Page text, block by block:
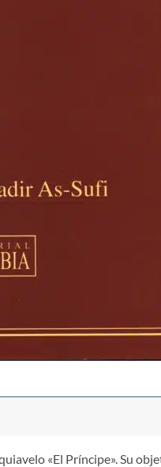
«El Príncipe». Su